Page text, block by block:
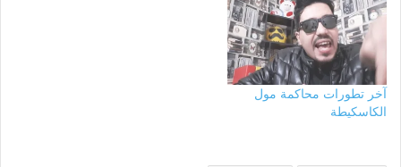
آخر تطورات محاكمة مول
الكاسكيطة